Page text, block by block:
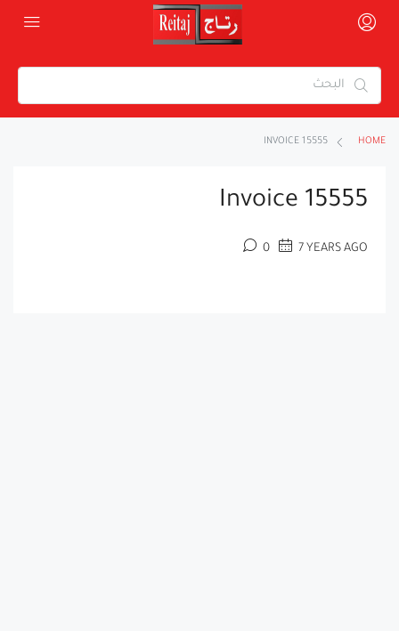
HOME
INVOICE 15555
Invoice 15555
7 YEARS AGO
0